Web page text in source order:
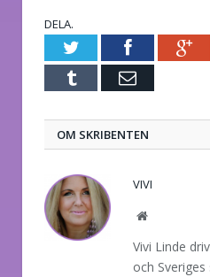
DELA.
TwitterFacebook
Tumblr E-
OM SKRIBENTEN
VIVI
Website
Vivi Linde
och